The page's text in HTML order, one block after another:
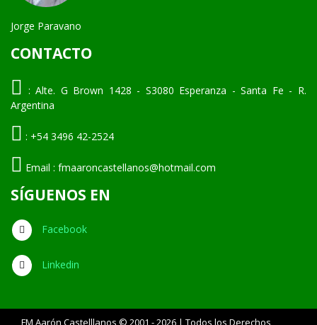
Jorge Paravano
CONTACTO
: Alte. G Brown 1428 - S3080 Esperanza - Santa Fe - R.
Argentina
: +54 3496 42-2524
Email : fmaaroncastellanos@hotmail.com
SÍGUENOS EN
Facebook
Linkedin
FM Aarón Castelllanos © 2001 - 2026 | Todos los Derechos